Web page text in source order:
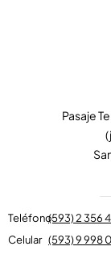
Pasaje
Teléfono(593) 2 356
Celular (593) 9 998